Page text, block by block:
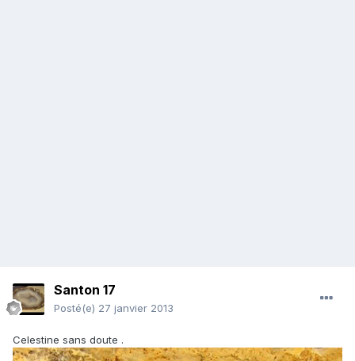
Santon 17
Posté(e) 27 janvier 2013
Celestine sans doute .